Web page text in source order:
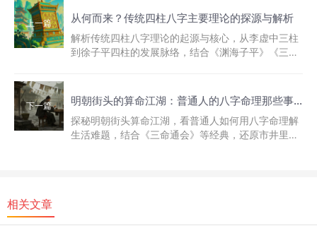
上一篇 从何而来？传统四柱八字主要理论的探源与解析
解析传统四柱八字理论的起源与核心，从李虚中三柱
到徐子平四柱的发展脉络，结合《渊海子平》《三命
下一篇 明朝街头的算命江湖：普通人的八字命理那些事儿
探秘明朝街头算命江湖，看普通人如何用八字命理解
生活难题，结合《三命通会》等经典，还原市井里的
相关文章